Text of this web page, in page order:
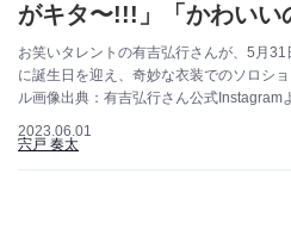
がキタ〜!!!」「かわいい
お笑いタレントの有吉弘行さんが、5月
に誕生日を迎え、奇妙な衣装でのソロシ
ル画像出典：有吉弘行さん公式Instagram
2023.06.01
宍戸 奏太